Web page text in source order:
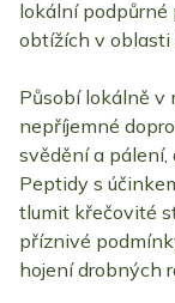
lokální podpůrné
obtížích v oblasti
Působí lokálně v
nepříjemné
svědění a pálení,
Peptidy s
tlumit křečovité
příznivé
hojení drobných